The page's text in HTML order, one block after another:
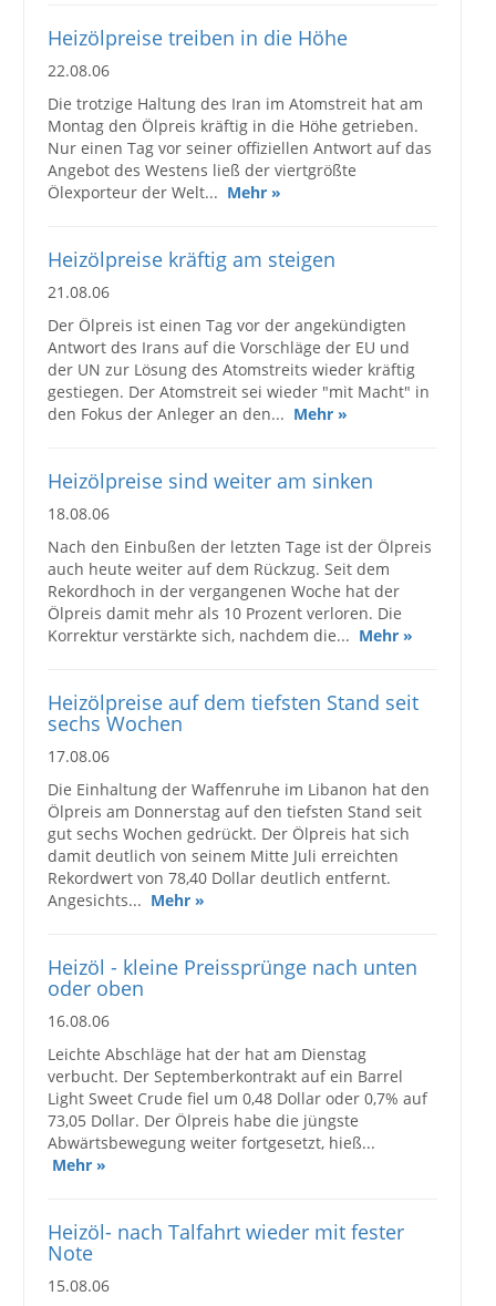
Heizölpreise treiben in die Höhe
22.08.06
Die trotzige Haltung des Iran im Atomstreit hat am
Montag den Ölpreis kräftig in die Höhe getrieben.
Nur einen Tag vor seiner offiziellen Antwort auf das
Angebot des Westens ließ der viertgrößte
Ölexporteur der Welt... Mehr »
Heizölpreise kräftig am steigen
21.08.06
Der Ölpreis ist einen Tag vor der angekündigten
Antwort des Irans auf die Vorschläge der EU und
der UN zur Lösung des Atomstreits wieder kräftig
gestiegen. Der Atomstreit sei wieder "mit Macht" in
den Fokus der Anleger an den... Mehr »
Heizölpreise sind weiter am sinken
18.08.06
Nach den Einbußen der letzten Tage ist der Ölpreis
auch heute weiter auf dem Rückzug. Seit dem
Rekordhoch in der vergangenen Woche hat der
Ölpreis damit mehr als 10 Prozent verloren. Die
Korrektur verstärkte sich, nachdem die... Mehr »
Heizölpreise auf dem tiefsten Stand seit
sechs Wochen
17.08.06
Die Einhaltung der Waffenruhe im Libanon hat den
Ölpreis am Donnerstag auf den tiefsten Stand seit
gut sechs Wochen gedrückt. Der Ölpreis hat sich
damit deutlich von seinem Mitte Juli erreichten
Rekordwert von 78,40 Dollar deutlich entfernt.
Angesichts... Mehr »
Heizöl - kleine Preissprünge nach unten
oder oben
16.08.06
Leichte Abschläge hat der hat am Dienstag
verbucht. Der Septemberkontrakt auf ein Barrel
Light Sweet Crude fiel um 0,48 Dollar oder 0,7% auf
73,05 Dollar. Der Ölpreis habe die jüngste
Abwärtsbewegung weiter fortgesetzt, hieß...
Mehr »
Heizöl- nach Talfahrt wieder mit fester
Note
15.08.06